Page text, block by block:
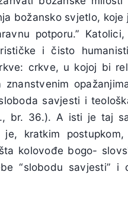
božansko svjetlo,
potporu.”
i čisto
crkve, u kojoj bi
savjesti i
br. 36.). A isti je taj
kratkim
kolovođe bogo-
“slobodu savjesti” i